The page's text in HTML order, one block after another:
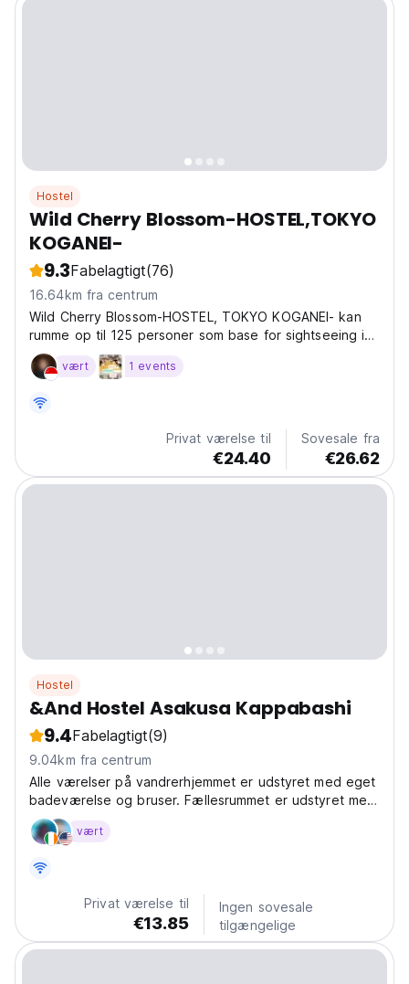
Hostel
Wild Cherry Blossom-HOSTEL,TOKYO
KOGANEI-
9.3Fabelagtigt(76)
16.64km fra centrum
Wild Cherry Blossom-HOSTEL, TOKYO KOGANEI- kan
rumme op til 125 personer som base for sightseeing i
Tokyo.
vært 1 events
Privat værelse til
€24.40
Sovesale fra
€26.62
Hostel
&And Hostel Asakusa Kappabashi
9.4Fabelagtigt(9)
9.04km fra centrum
Alle værelser på vandrerhjemmet er udstyret med eget
badeværelse og bruser. Fællesrummet er udstyret med
et fælles køkken til længerevarende ophold samt
sightseeing.
vært
Privat værelse til
€13.85
Ingen sovesale
tilgængelige